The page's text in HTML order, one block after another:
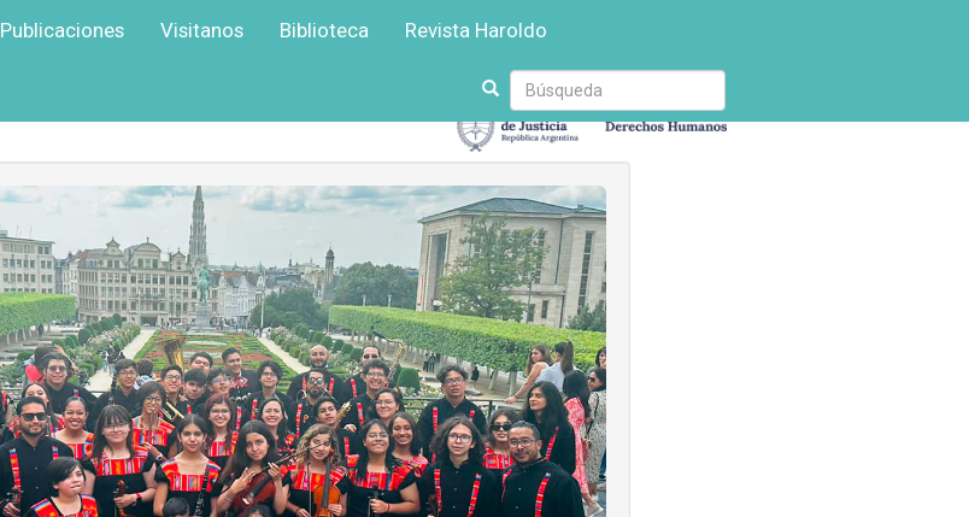
Publicaciones Visitanos Biblioteca Revista Haroldo
Escriba
su
búsqueda